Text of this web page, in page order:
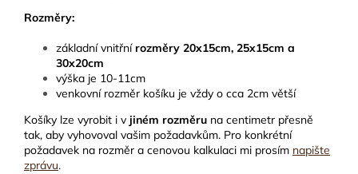
Rozměry:
základní vnitřnírozměry 20x15cm, 25x15cm a
30x20cm
výška je 10-11cm
venkovní rozměr košíku je vždy o cca 2cm větší
Košíky lze vyrobit i v jiném rozměru na centimetr přesně
tak, aby vyhovoval vašim požadavkům. Pro konkrétní
požadavek na rozměr a cenovou kalkulaci mi prosím napište
zprávu.